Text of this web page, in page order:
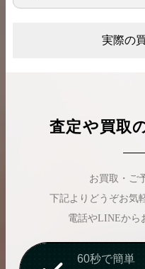
実際の
査定や買取
お買取・ご
下記よりどうぞお気
電話やLINEから
60秒で簡単